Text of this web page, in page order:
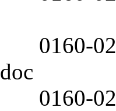
0160-
0160-